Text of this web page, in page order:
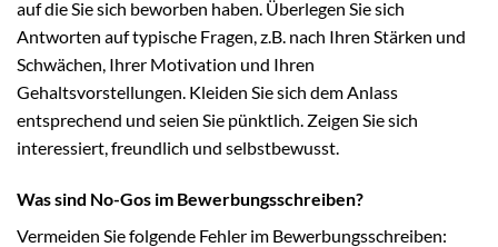
auf die Sie sich beworben haben. Überlegen Sie sich
Antworten auf typische Fragen, z.B. nach Ihren Stärken und
Schwächen, Ihrer Motivation und Ihren
Gehaltsvorstellungen. Kleiden Sie sich dem Anlass
entsprechend und seien Sie pünktlich. Zeigen Sie sich
interessiert, freundlich und selbstbewusst.
Was sind No-Gos im Bewerbungsschreiben?
Vermeiden Sie folgende Fehler im Bewerbungsschreiben: